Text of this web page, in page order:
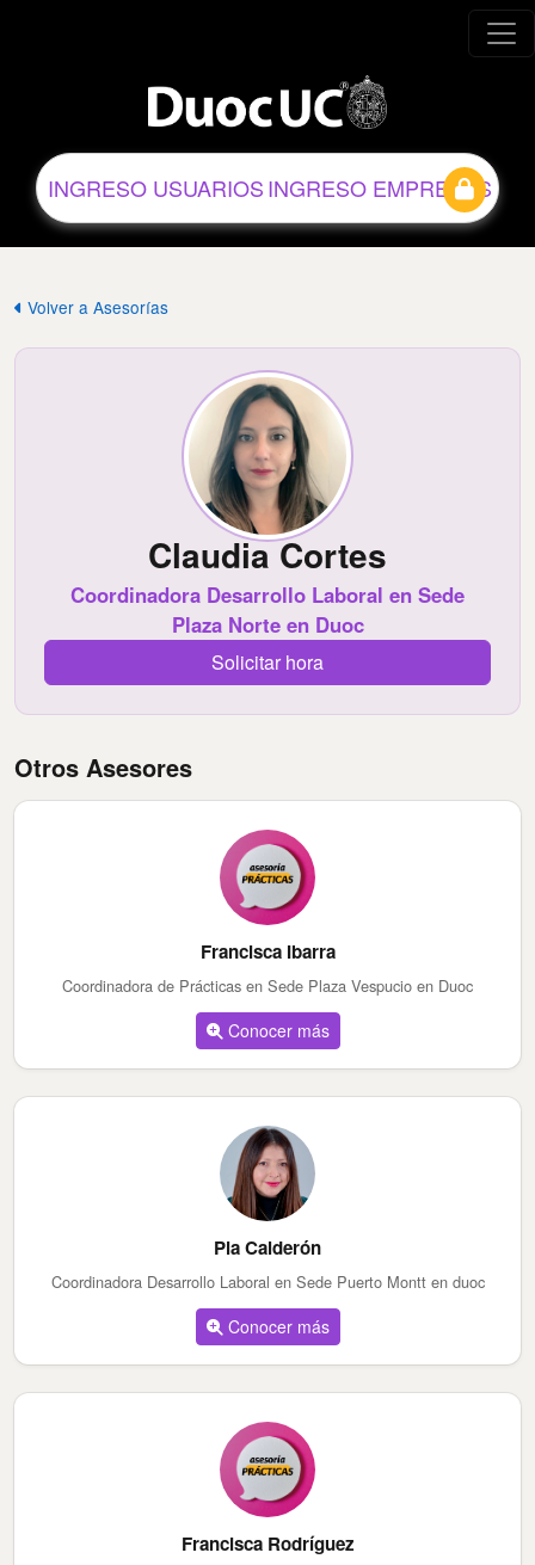
INGRESO USUARIOSINGRESO EMPRESAS
Volver a Asesorías
Claudia Cortes
Coordinadora Desarrollo Laboral en Sede
Plaza Norte en Duoc
Solicitar hora
Otros Asesores
Francisca Ibarra
Coordinadora de Prácticas en Sede Plaza Vespucio en Duoc
Conocer más
Pia Calderón
Coordinadora Desarrollo Laboral en Sede Puerto Montt en duoc
Conocer más
Francisca Rodríguez